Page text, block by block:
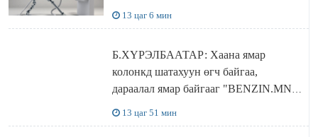
13 цаг 6 мин
Б.ХҮРЭЛБААТАР: Хаана ямар
колонкд шатахуун өгч байгаа,
дараалал ямар байгааг "BENZIN.MN”
13 цаг 51 мин